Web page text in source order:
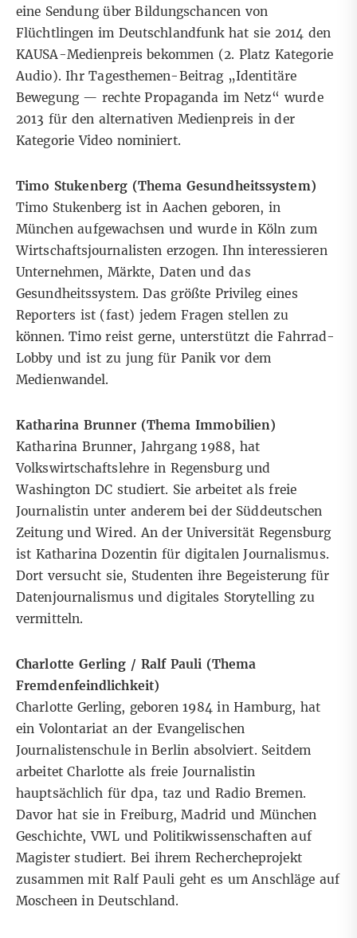
eine Sendung über Bildungschancen von
Flüchtlingen im Deutschlandfunk hat sie 2014 den
KAUSA-Medienpreis bekommen (2. Platz Kategorie
Audio). Ihr Tagesthemen-Beitrag „Identitäre
Bewegung — rechte Propaganda im Netz“ wurde
2013 für den alternativen Medienpreis in der
Kategorie Video nominiert.
Timo Stukenberg (Thema Gesundheitssystem)
Timo Stukenberg ist in Aachen geboren, in
München aufgewachsen und wurde in Köln zum
Wirtschaftsjournalisten erzogen. Ihn interessieren
Unternehmen, Märkte, Daten und das
Gesundheitssystem. Das größte Privileg eines
Reporters ist (fast) jedem Fragen stellen zu
können. Timo reist gerne, unterstützt die Fahrrad-
Lobby und ist zu jung für Panik vor dem
Medienwandel.
Katharina Brunner (Thema Immobilien)
Katharina Brunner, Jahrgang 1988, hat
Volkswirtschaftslehre in Regensburg und
Washington DC studiert. Sie arbeitet als freie
Journalistin unter anderem bei der Süddeutschen
Zeitung und Wired. An der Universität Regensburg
ist Katharina Dozentin für digitalen Journalismus.
Dort versucht sie, Studenten ihre Begeisterung für
Datenjournalismus und digitales Storytelling zu
vermitteln.
Charlotte Gerling / Ralf Pauli (Thema
Fremdenfeindlichkeit)
Charlotte Gerling, geboren 1984 in Hamburg, hat
ein Volontariat an der Evangelischen
Journalistenschule in Berlin absolviert. Seitdem
arbeitet Charlotte als freie Journalistin
hauptsächlich für dpa, taz und Radio Bremen.
Davor hat sie in Freiburg, Madrid und München
Geschichte, VWL und Politikwissenschaften auf
Magister studiert. Bei ihrem Rechercheprojekt
zusammen mit Ralf Pauli geht es um Anschläge auf
Moscheen in Deutschland.